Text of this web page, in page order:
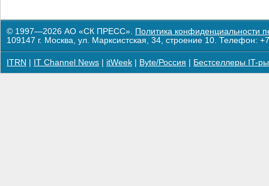
© 1997—2026 АО «СК ПРЕСС». Политика конфиденциальности
109147 г. Москва, ул. Марксистская, 34, строение 10. Телефон:
ITRN IT Channel News itWeek Byte/Россия Бестселлеры IT-